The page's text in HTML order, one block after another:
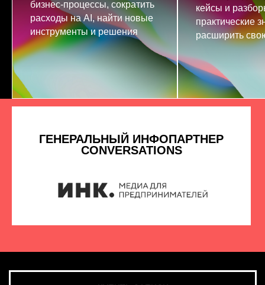
бизнес-процессы, сократить
расходы на AI, найти новые
инструменты и решения
кейсы и
практические
расширить